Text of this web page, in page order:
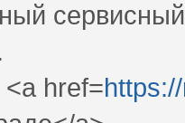
href=